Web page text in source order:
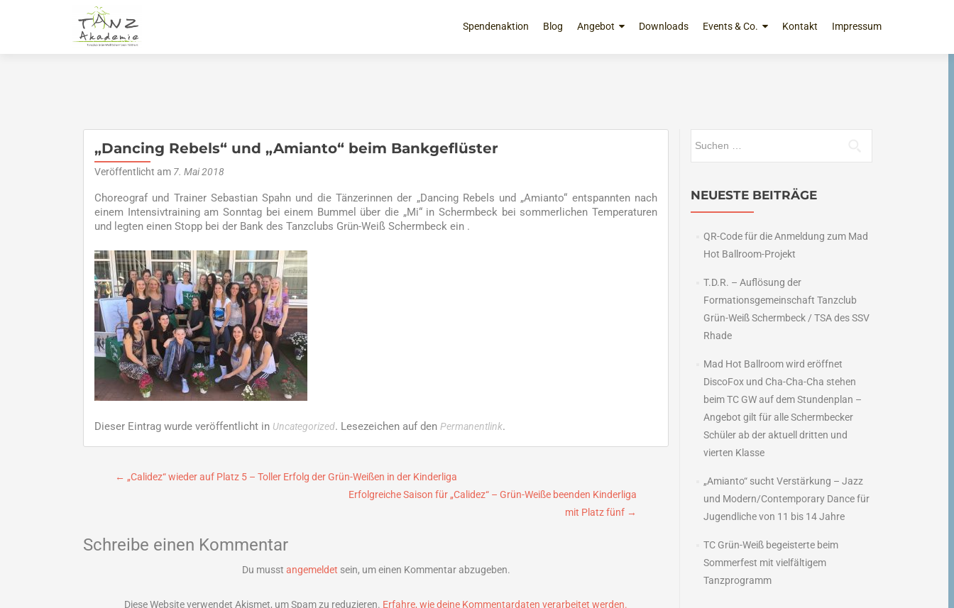
Inhalt
Spendenaktion Blog Angebot Downloads Events & Co. Kontakt Impressum
„Dancing Rebels“ und „Amianto“ beim Bankgeflüster
Veröffentlicht am 7. Mai 2018
Choreograf und Trainer Sebastian Spahn und die Tänzerinnen der „Dancing Rebels und „Amianto“ entspannten nach
einem Intensivtraining am Sonntag bei einem Bummel über die „Mi“ in Schermbeck bei sommerlichen Temperaturen
und legten einen Stopp bei der Bank des Tanzclubs Grün-Weiß Schermbeck ein .
Dieser Eintrag wurde veröffentlicht in Uncategorized. Lesezeichen auf den Permanentlink.
Beitragsnavigation
← „Calidez“ wieder auf Platz 5 – Toller Erfolg der Grün-Weißen in der Kinderliga
Erfolgreiche Saison für „Calidez“ – Grün-Weiße beenden Kinderliga
mit Platz fünf →
Schreibe einen Kommentar
Du musst angemeldet sein, um einen Kommentar abzugeben.
Diese Website verwendet Akismet, um Spam zu reduzieren. Erfahre, wie deine Kommentardaten verarbeitet werden.
NEUESTE BEITRÄGE
QR-Code für die Anmeldung zum Mad
Hot Ballroom-Projekt
T.D.R. – Auflösung der
Formationsgemeinschaft Tanzclub
Grün-Weiß Schermbeck / TSA des SSV
Rhade
Mad Hot Ballroom wird eröffnet
DiscoFox und Cha-Cha-Cha stehen
beim TC GW auf dem Stundenplan –
Angebot gilt für alle Schermbecker
Schüler ab der aktuell dritten und
vierten Klasse
„Amianto“ sucht Verstärkung – Jazz
und Modern/Contemporary Dance für
Jugendliche von 11 bis 14 Jahre
TC Grün-Weiß begeisterte beim
Sommerfest mit vielfältigem
Tanzprogramm